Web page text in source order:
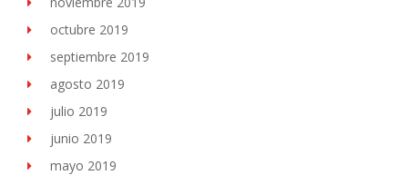
octubre 2019
septiembre 2019
agosto 2019
julio 2019
junio 2019
mayo 2019